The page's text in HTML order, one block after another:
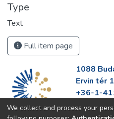
Type
Text
Full item page
1088
Ervin tér
+36-1-
https://
We collect and process your